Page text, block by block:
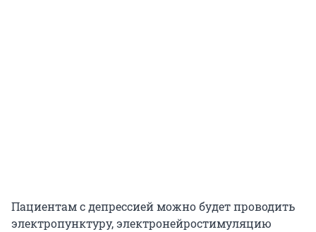
Пациентам с депрессией можно будет проводить
электропунктуру, электронейростимуляцию